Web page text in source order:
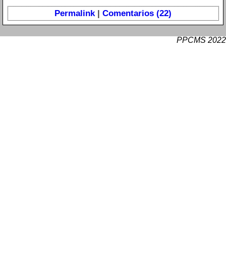
Permalink | Comentarios (22)
PPCMS 2022